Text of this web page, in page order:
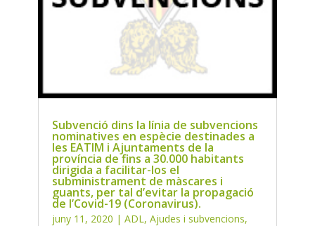
Subvenció dins la línia de subvencions
nominatives en espècie destinades a
les EATIM i Ajuntaments de la
província de fins a 30.000 habitants
dirigida a facilitar-los el
subministrament de màscares i
guants, per tal d’evitar la propagació
de l’Covid-19 (Coronavirus).
juny 11, 2020 | ADL, Ajudes i subvencions,